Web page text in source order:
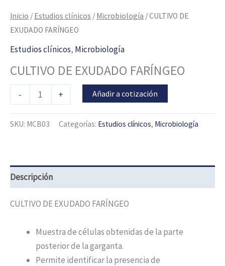
Inicio / Estudios clínicos / Microbiología / CULTIVO DE
EXUDADO FARÍNGEO
Estudios clínicos, Microbiología
CULTIVO DE EXUDADO FARÍNGEO
- + Añadir a cotización
SKU: MCB03 Categorías: Estudios clínicos, Microbiología
Descripción
CULTIVO DE EXUDADO FARÍNGEO
Muestra de células obtenidas de la parte
posterior de la garganta.
Permite identificar la presencia de